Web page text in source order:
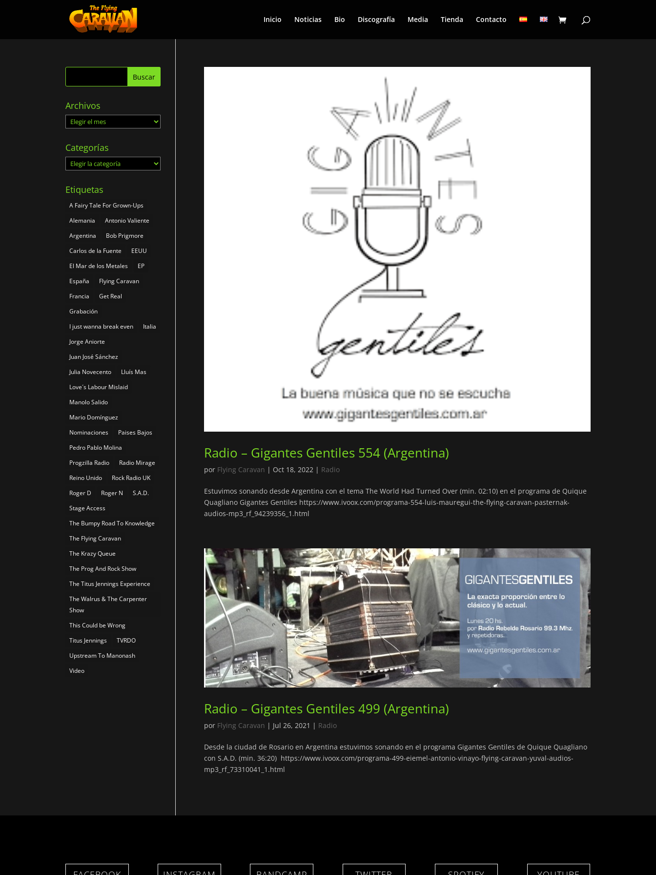
Inicio Noticias Bio Discografía Media Tienda Contacto
Radio – Gigantes Gentiles 554 (Argentina)
por Flying Caravan | Oct 18, 2022| Radio
Estuvimos sonando desde Argentina con el tema The World Had Turned Over (min. 02:10) en el programa de Quique
Quagliano Gigantes Gentiles https://www.ivoox.com/programa-554-luis-mauregui-the-flying-caravan-pasternak-
audios-mp3_rf_94239356_1.html
Radio – Gigantes Gentiles 499 (Argentina)
por Flying Caravan | Jul 26, 2021 | Radio
Desde la ciudad de Rosario en Argentina estuvimos sonando en el programa Gigantes Gentiles de Quique Quagliano
con S.A.D. (min. 36:20) https://www.ivoox.com/programa-499-eiemel-antonio-vinayo-flying-caravan-yuval-audios-
mp3_rf_73310041_1.html
Archivos
Archivos
Categorías
Categorías
Etiquetas
A Fairy Tale For Grown-Ups
Alemania
Antonio Valiente
Argentina
Bob Prigmore
Carlos de la Fuente
EEUU
El Mar de los Metales
EP
España
Flying Caravan
Francia
Get Real
Grabación
I just wanna break even
Italia
Jorge Aniorte
Juan José Sánchez
Julia Novecento
Lluís Mas
Love´s Labour Mislaid
Manolo Salido
Mario Domínguez
Nominaciones
Paises Bajos
Pedro Pablo Molina
Progzilla Radio
Radio Mirage
Reino Unido
Rock Radio UK
Roger D
Roger N
S.A.D.
Stage Access
The Bumpy Road To Knowledge
The Flying Caravan
The Krazy Queue
The Prog And Rock Show
The Titus Jennings Experience
The Walrus & The Carpenter
Show
This Could be Wrong
Titus Jennings
TVRDO
Upstream To Manonash
Video